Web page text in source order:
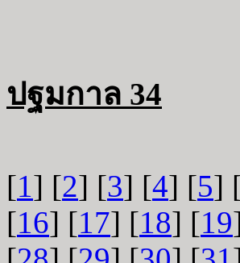
ปฐมกาล 34
[1] [2] [3] [4] [5]
[16] [17] [18] [19